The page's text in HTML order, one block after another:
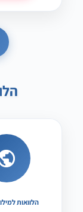
הלוואות